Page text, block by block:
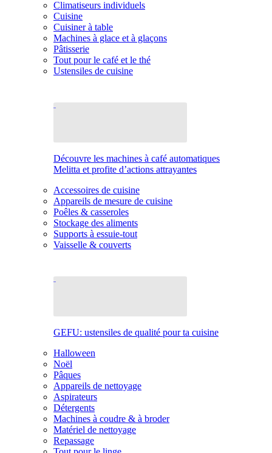
Climatiseurs individuels
Cuisine
Cuisiner à table
Machines à glace et à glaçons
Pâtisserie
Tout pour le café et le thé
Ustensiles de cuisine
Découvre les machines à café automatiques
Melitta et profite d’actions attrayantes
Accessoires de cuisine
Appareils de mesure de cuisine
Poêles & casseroles
Stockage des aliments
Supports à essuie-tout
Vaisselle & couverts
GEFU: ustensiles de qualité pour ta cuisine
Halloween
Noël
Pâques
Appareils de nettoyage
Aspirateurs
Détergents
Machines à coudre & à broder
Matériel de nettoyage
Repassage